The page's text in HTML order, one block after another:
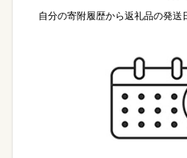
自分の寄附履歴から返礼品の発送